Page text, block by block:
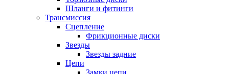
Шланги и фитинги
Трансмиссия
Cцепление
Фрикционные диски
Звезды
Звезды задние
Цепи
Замки цепи